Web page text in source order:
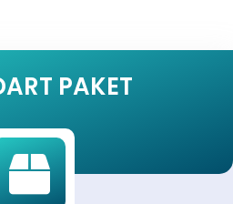
PAKET